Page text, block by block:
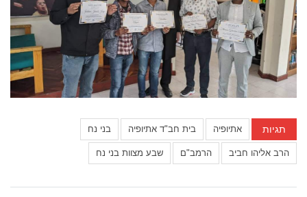
תגיות אתיופיה בית חב"ד אתיופיה בני נח
הרב אליהו חביב הרמב"ם שבע מצוות בני נח